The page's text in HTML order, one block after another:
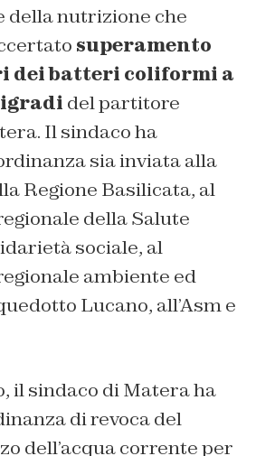
della nutrizione che
superamento
dei batteri coliformi a
del partitore
Il sindaco ha
sia inviata alla
Regione Basilicata, al
della Salute
sociale, al
ambiente ed
Lucano, all’Asm e
il sindaco di Matera ha
di revoca del
dell’acqua corrente per